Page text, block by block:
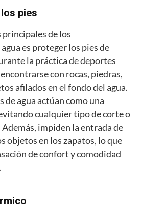
pies
principales de los
es proteger los pies de
la práctica de deportes
con rocas, piedras,
afilados en el fondo del agua.
de agua actúan como una
cualquier tipo de corte o
impiden la entrada de
objetos en los zapatos, lo que
de confort y comodidad